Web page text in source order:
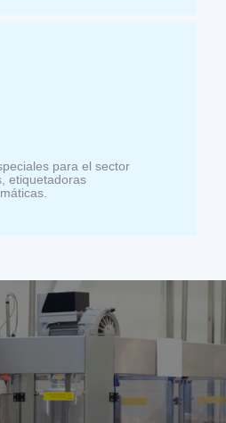
para el sector
etiquetadoras